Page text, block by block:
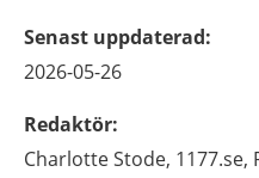
Senast uppdaterad:
2026-05-26
Redaktör:
CharlotteStode, 1177.se,